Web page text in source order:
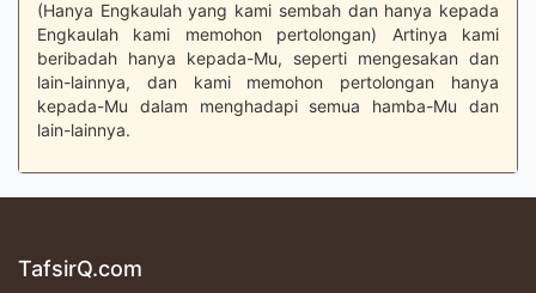
(Hanya Engkaulah yang kami sembah dan hanya kepada
Engkaulah kami memohon pertolongan) Artinya kami
beribadah hanya kepada-Mu, seperti mengesakan dan
lain-lainnya, dan kami memohon pertolongan hanya
kepada-Mu dalam menghadapi semua hamba-Mu dan
lain-lainnya.
TafsirQ.com